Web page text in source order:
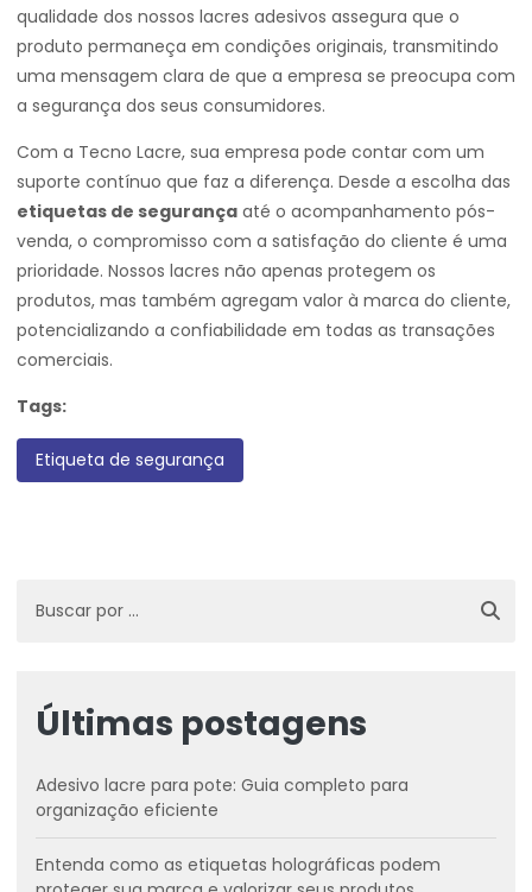
qualidade dos nossos lacres adesivos assegura que o
produto permaneça em condições originais, transmitindo
uma mensagem clara de que a empresa se preocupa com
a segurança dos seus consumidores.
Com a Tecno Lacre, sua empresa pode contar com um
suporte contínuo que faz a diferença. Desde a escolha das
etiquetas de segurança até o acompanhamento pós-
venda, o compromisso com a satisfação do cliente é uma
prioridade. Nossos lacres não apenas protegem os
produtos, mas também agregam valor à marca do cliente,
potencializando a confiabilidade em todas as transações
comerciais.
Tags:
Etiqueta de segurança
Últimas postagens
Adesivo lacre para pote: Guia completo para
organização eficiente
Entenda como as etiquetas holográficas podem